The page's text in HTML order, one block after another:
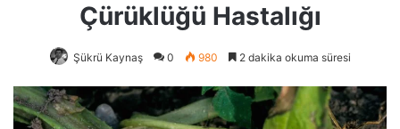
Çürüklüğü Hastalığı
Şükrü Kaynaş 0 980 2 dakika okuma süresi